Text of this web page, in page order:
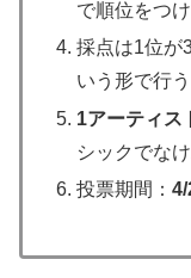
で順位をつ
採点は1位が
いう形で行う
1アーティス
シックでな
投票期間：4/